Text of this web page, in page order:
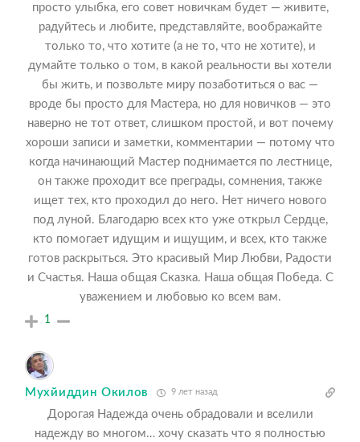
просто улыбка, его совет новичкам будет — живите,
радуйтесь и любите, представляйте, воображайте
только то, что хотите (а не то, что не хотите), и
думайте только о том, в какой реальности вы хотели
бы жить, и позвольте миру позаботиться о вас —
вроде бы просто для Мастера, но для новичков — это
наверно не тот ответ, слишком простой, и вот почему
хороши записи и заметки, комментарии — потому что
когда начинающий Мастер поднимается по лестнице,
он также проходит все преграды, сомнения, также
ищет тех, кто проходил до него. Нет ничего нового
под луной. Благодарю всех кто уже открыл Сердце,
кто помогает идущим и ищущим, и всех, кто также
готов раскрыться. Это красивый Мир Любви, Радости
и Счастья. Наша общая Сказка. Наша общая Победа. С
уважением и любовью ко всем вам.
1
Мухйиддин Окилов 9 лет назад
Дорогая Надежда очень обрадовали и вселили
надежду во многом… хочу сказать что я полностью